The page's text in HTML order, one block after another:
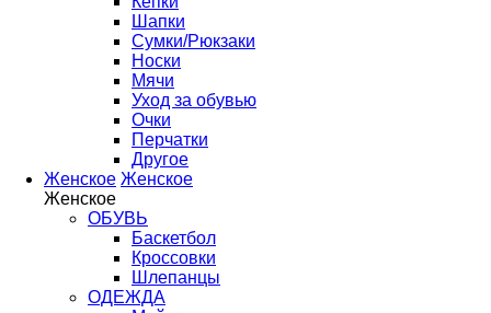
Шапки
Сумки/Рюкзаки
Носки
Мячи
Уход за обувью
Очки
Перчатки
Другое
Женское Женское
Женское
ОБУВЬ
Баскетбол
Кроссовки
Шлепанцы
ОДЕЖДА